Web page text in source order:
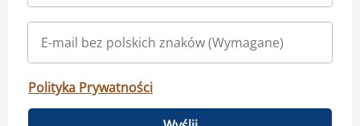
Polityka Prywatności